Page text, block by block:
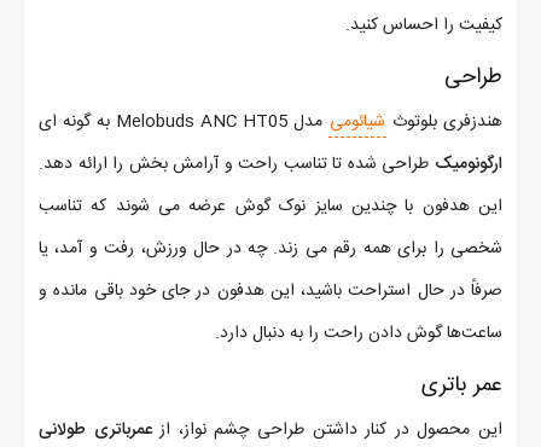
کیفیت را احساس کنید.
طراحی
هندزفری بلوتوث شیائومی مدل Melobuds ANC HT05 به گونه ای
ارگونومیک طراحی شده تا تناسب راحت و آرامش بخش را ارائه دهد.
این هدفون با چندین سایز نوک گوش عرضه می شوند که تناسب
شخصی را برای همه رقم می زند. چه در حال ورزش، رفت و آمد، یا
صرفاً در حال استراحت باشید، این هدفون‌ در جای خود باقی مانده و
ساعت‌ها گوش دادن راحت را به دنبال دارد.
عمر باتری
این محصول در کنار داشتن طراحی چشم نواز، ازعمرباتری طولانی